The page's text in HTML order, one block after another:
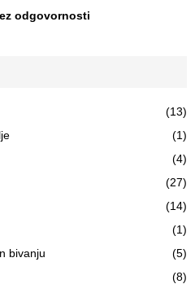
odgovornosti
(13)
(1)
(4)
(27)
(14)
(1)
bivanju
(5)
(8)